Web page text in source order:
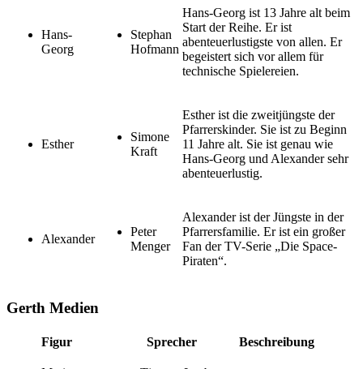
Hans-
Georg
Stephan
Hofmann
Hans-Georg ist 13 Jahre alt beim
Start der Reihe. Er ist
abenteuerlustigste von allen. Er
begeistert sich vor allem für
technische Spielereien.
Esther
Simone
Kraft
Esther ist die zweitjüngste der
Pfarrerskinder. Sie ist zu Beginn
11 Jahre alt. Sie ist genau wie
Hans-Georg und Alexander sehr
abenteuerlustig.
Alexander
Peter
Menger
Alexander ist der Jüngste in der
Pfarrersfamilie. Er ist ein großer
Fan der TV-Serie „Die Space-
Piraten“.
Gerth Medien
Figur Sprecher Beschreibung